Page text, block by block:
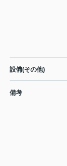
設備(その他)
備考